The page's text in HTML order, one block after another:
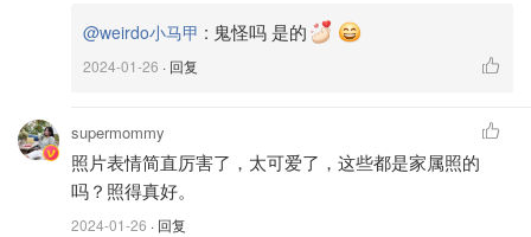
@weirdo小马甲 : 鬼怪吗 是的
2024-01-26 · 回复
supermommy
照片表情简直厉害了，太可爱了，这些都是家属照的
吗？照得真好。
2024-01-26 · 回复